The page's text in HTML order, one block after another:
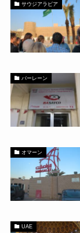
サウジアラビア
バーレーン
オマーン
UAE